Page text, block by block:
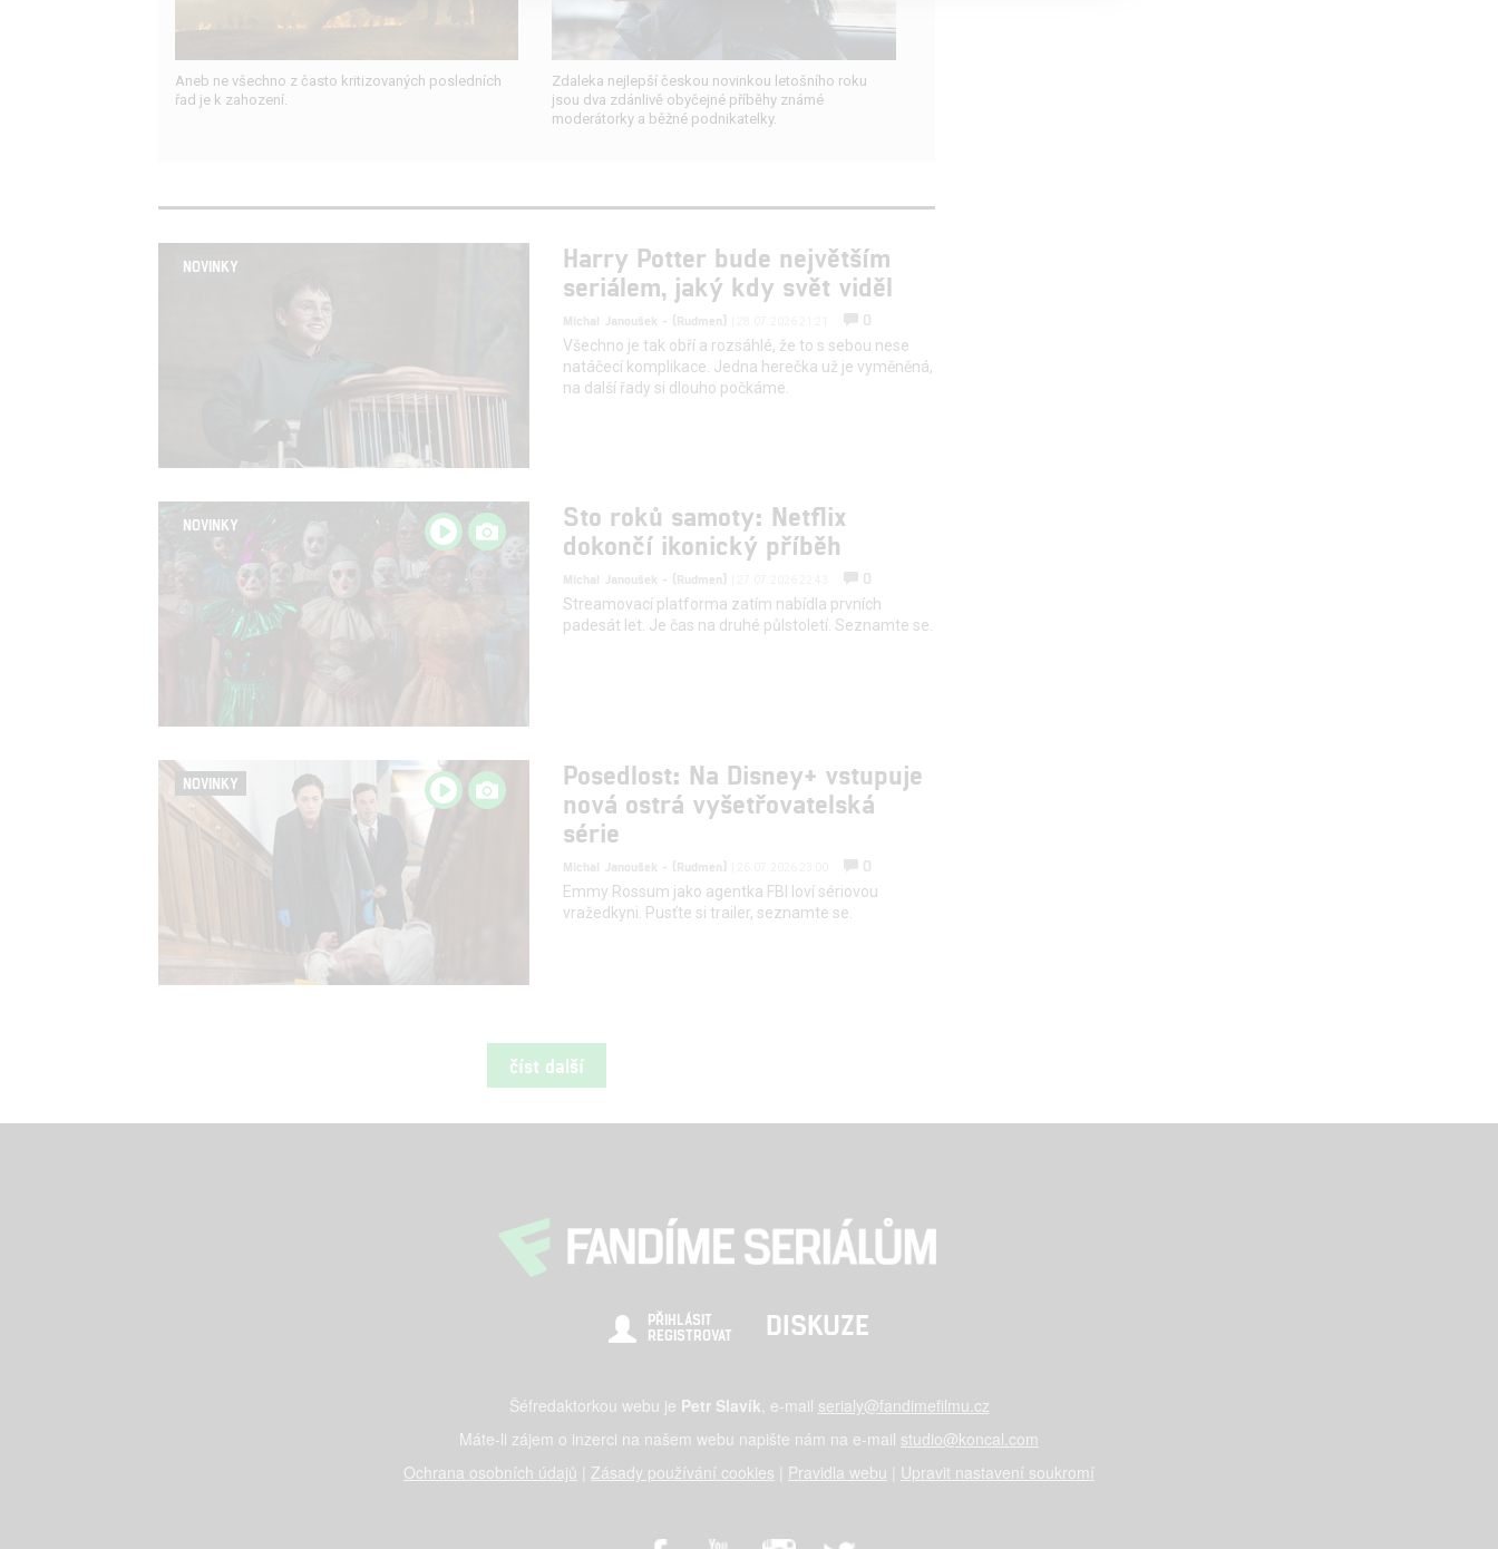
Aneb ne všechno z často kritizovaných posledních
řad je k zahození.
Zdaleka nejlepší českou novinkou letošního roku
jsou dva zdánlivě obyčejné příběhy známé
moderátorky a běžné podnikatelky.
NOVINKY
Harry Potter bude největším
seriálem, jaký kdy svět viděl
Michal Janoušek - (Rudmen)
0
Všechno je tak obří a rozsáhlé, že to s sebou nese
natáčecí komplikace. Jedna herečka už je vyměněná,
na další řady si dlouho počkáme.
NOVINKY
Sto roků samoty: Netflix
dokončí ikonický příběh
Michal Janoušek - (Rudmen)
0
Streamovací platforma zatím nabídla prvních
padesát let. Je čas na druhé půlstoletí. Seznamte se.
NOVINKY
Posedlost: Na Disney+ vstupuje
nová ostrá vyšetřovatelská
série
Michal Janoušek - (Rudmen)
0
Emmy Rossum jako agentka FBI loví sériovou
vražedkyni. Pusťte si trailer, seznamte se.
číst další
PŘIHLÁSIT
REGISTROVAT
DISKUZE
Šéfredaktorkou webu je Petr Slavík, e-mail serialy@fandimefilmu.cz
Máte-li zájem o inzerci na našem webu napište nám na e-mail studio@koncal.com
Ochrana osobních údajů
Zásady používání cookies Pravidla webu Upravit nastavení soukromí